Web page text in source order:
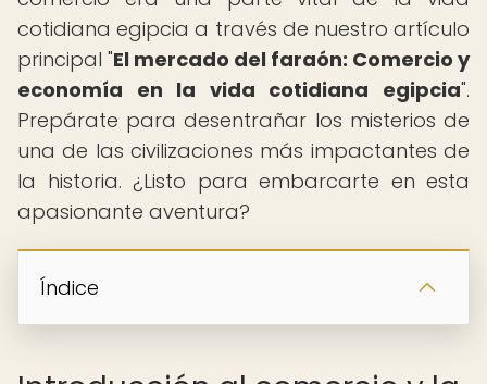
cotidiana egipcia a través de nuestro artículo
principal "El mercado del faraón: Comercio y
economía en la vida cotidiana egipcia".
Prepárate para desentrañar los misterios de
una de las civilizaciones más impactantes de
la historia. ¿Listo para embarcarte en esta
apasionante aventura?
Índice